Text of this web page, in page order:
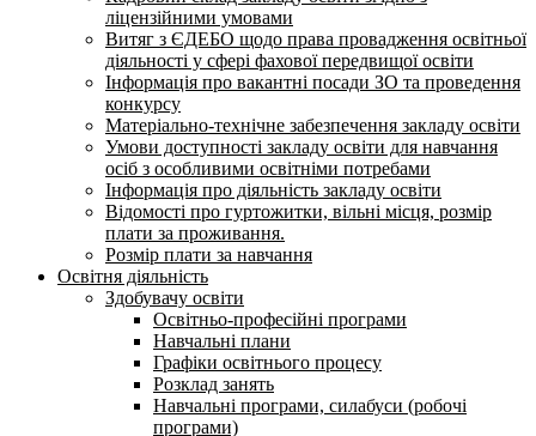
ліцензійними умовами
Витяг з ЄДЕБО щодо права провадження освітньої
діяльності у сфері фахової передвищої освіти
Інформація про вакантні посади ЗО та проведення
конкурсу
Матеріально-технічне забезпечення закладу освіти
Умови доступності закладу освіти для навчання
осіб з особливими освітніми потребами
Інформація про діяльність закладу освіти
Відомості про гуртожитки, вільні місця, розмір
плати за проживання.
Розмір плати за навчання
Освітня діяльність
Здобувачу освіти
Освітньо-професійні програми
Навчальні плани
Графіки освітнього процесу
Розклад занять
Навчальні програми, силабуси (робочі
програми)